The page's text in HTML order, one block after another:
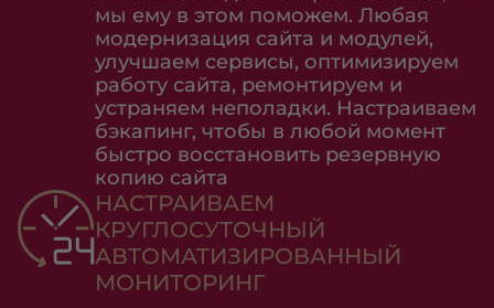
мы ему в этом поможем. Любая
модернизация сайта и модулей,
улучшаем сервисы, оптимизируем
работу сайта, ремонтируем и
устраняем неполадки. Настраиваем
бэкапинг, чтобы в любой момент
быстро восстановить резервную
копию сайта
НАСТРАИВАЕМ
КРУГЛОСУТОЧНЫЙ
АВТОМАТИЗИРОВАННЫЙ
МОНИТОРИНГ